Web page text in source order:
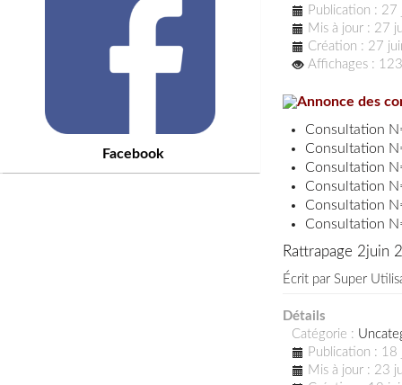
Facebook
Publication :
Mis à jour : 27
Création : 27
Affichages :
Annonce des
Consultation
Consultation
Consultation
Consultation
Consultation
Consultation
Rattrapage 2juin
Écrit par Super
Détails
Catégorie :
Publication :
Mis à jour : 23